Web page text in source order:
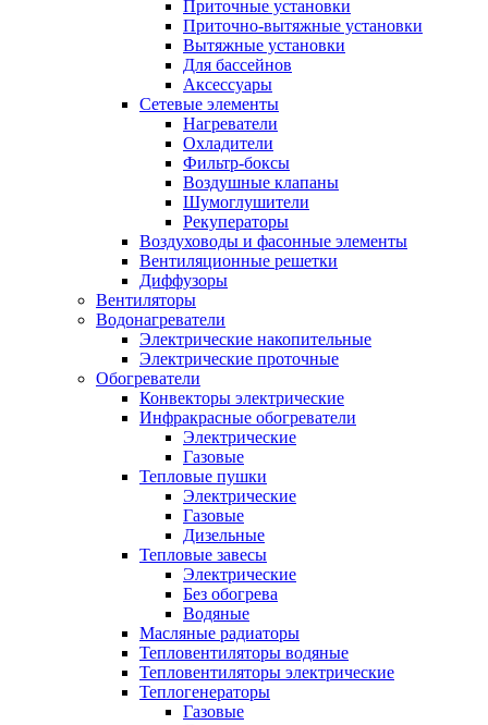
Приточные установки
Приточно-вытяжные установки
Вытяжные установки
Для бассейнов
Аксессуары
Сетевые элементы
Нагреватели
Охладители
Фильтр-боксы
Воздушные клапаны
Шумоглушители
Рекуператоры
Воздуховоды и фасонные элементы
Вентиляционные решетки
Диффузоры
Вентиляторы
Водонагреватели
Электрические накопительные
Электрические проточные
Обогреватели
Конвекторы электрические
Инфракрасные обогреватели
Электрические
Газовые
Тепловые пушки
Электрические
Газовые
Дизельные
Тепловые завесы
Электрические
Без обогрева
Водяные
Масляные радиаторы
Тепловентиляторы водяные
Тепловентиляторы электрические
Теплогенераторы
Газовые